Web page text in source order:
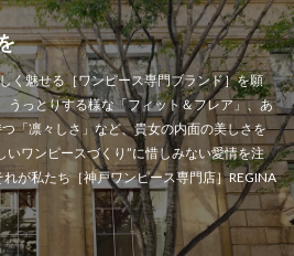
く魅せる［ワンピース専門ブランド］を願
うっとりする様な「フィット＆フレア」、あ
「凛々しさ」など、貴女の内面の美しさを
いワンピースづくり”に惜しみない愛情を注
が私たち［神戸ワンピース専門店］REGINA